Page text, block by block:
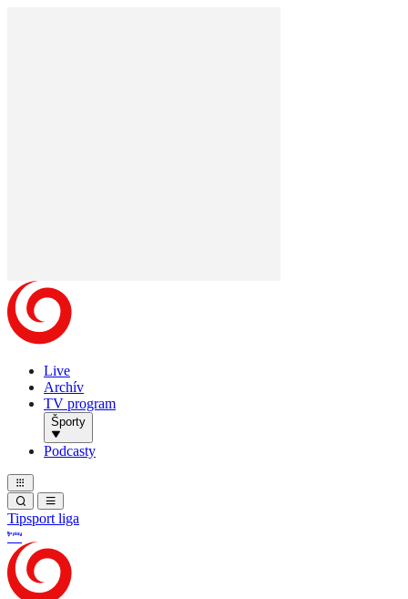
Live
Archív
TV program
Športy
Podcasty
Tipsport liga